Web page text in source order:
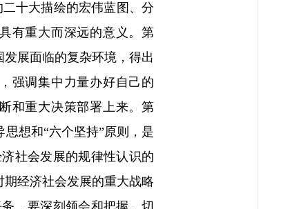
十大描绘的宏伟蓝图、分
有重大而深远的意义。第
展面临的复杂环境，得出
强调集中力量办好自己的
和重大决策部署上来。第
想和“六个坚持”原则，是
社会发展的规律性认识的
经济社会发展的重大战略
，要深刻领会和把握，切